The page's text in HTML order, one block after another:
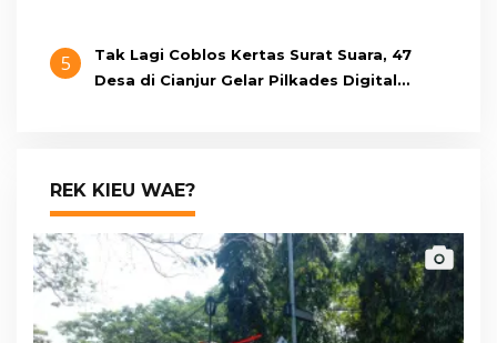
5
Tak Lagi Coblos Kertas Surat Suara, 47
Desa di Cianjur Gelar Pilkades Digital
REK KIEU WAE?